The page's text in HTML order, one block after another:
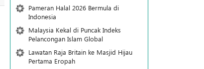
Pameran Halal 2026 Bermula di
Indonesia
Malaysia Kekal di Puncak Indeks
Pelancongan Islam Global
Lawatan Raja Britain ke Masjid Hijau
Pertama Eropah